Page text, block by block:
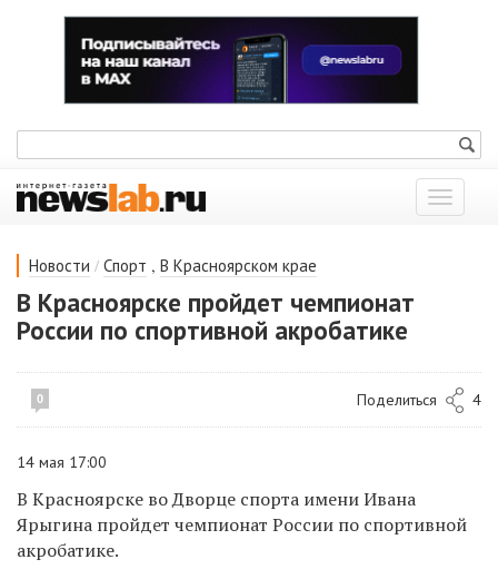
Показать
меню
Новости / Спорт , В Красноярском крае
В Красноярске пройдет чемпионат
России по спортивной акробатике
0 Поделиться 4
14 мая 17:00
В Красноярске во Дворце спорта имени Ивана
Ярыгина пройдет чемпионат России по спортивной
акробатике.